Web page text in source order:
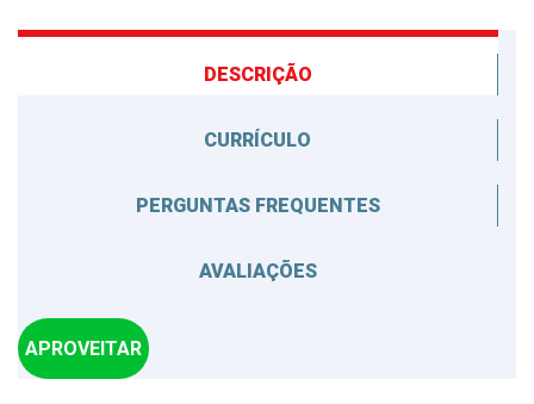
DESCRIÇÃO
CURRÍCULO
PERGUNTAS FREQUENTES
AVALIAÇÕES
APROVEITAR